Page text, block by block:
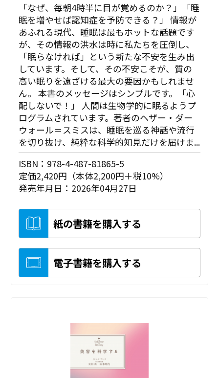
「なぜ、毎朝4時半に目が覚めるのか？」「睡
眠を増やせば認知症を予防できる？」 情報が
あふれる現代、睡眠は最もホットな話題です
が、その情報の洪水は時に私たちを圧倒し、
「眠らなければ」という新たな不安を生み出
しています。そして、その不安こそが、質の
高い眠りを遠ざける最大の要因かもしれませ
ん。 本書のメッセージはシンプルです。「心
配しないで！」 人間は生物学的に眠るようプ
ログラムされています。著者のヘザー・ダー
ウォール＝スミスは、睡眠を巡る神話や流行
を切り抜け、純粋な科学的知見だけを届けま...
ISBN：978-4-487-81865-5
定価2,420円（本体2,200円＋税10%）
発売年月日：2026年04月27日
紙の書籍を購入する
電子書籍を購入する